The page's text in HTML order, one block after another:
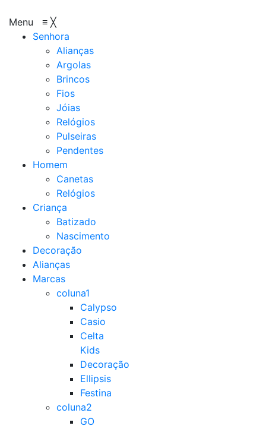
Menu ≡ ╳
Senhora
Alianças
Argolas
Brincos
Fios
Jóias
Relógios
Pulseiras
Pendentes
Homem
Canetas
Relógios
Criança
Batizado
Nascimento
Decoração
Alianças
Marcas
coluna1
Calypso
Casio
Celta
Kids
Decoração
Ellipsis
Festina
coluna2
GO